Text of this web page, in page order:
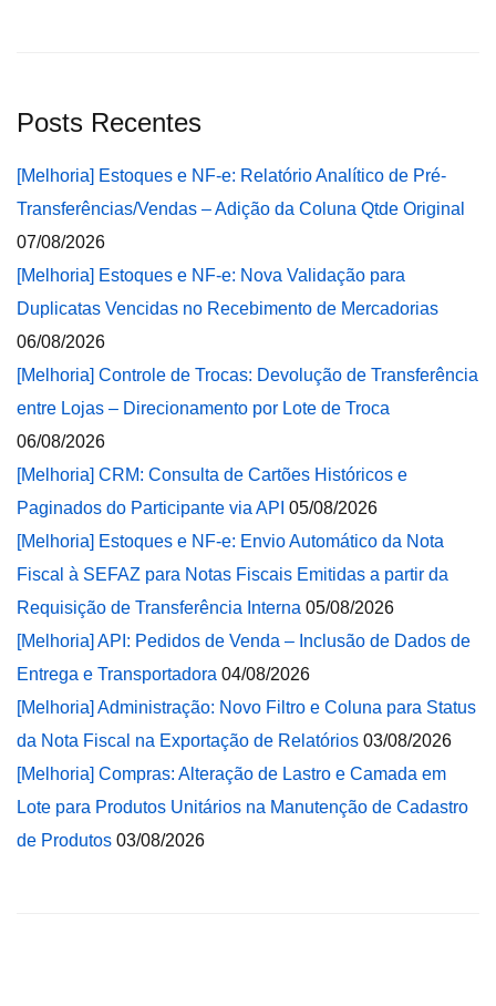
Posts Recentes
[Melhoria] Estoques e NF-e: Relatório Analítico de Pré-
Transferências/Vendas – Adição da Coluna Qtde Original
07/08/2026
[Melhoria] Estoques e NF-e: Nova Validação para
Duplicatas Vencidas no Recebimento de Mercadorias
06/08/2026
[Melhoria] Controle de Trocas: Devolução de Transferência
entre Lojas – Direcionamento por Lote de Troca
06/08/2026
[Melhoria] CRM: Consulta de Cartões Históricos e
Paginados do Participante via API 05/08/2026
[Melhoria] Estoques e NF-e: Envio Automático da Nota
Fiscal à SEFAZ para Notas Fiscais Emitidas a partir da
Requisição de Transferência Interna 05/08/2026
[Melhoria] API: Pedidos de Venda – Inclusão de Dados de
Entrega e Transportadora 04/08/2026
[Melhoria] Administração: Novo Filtro e Coluna para Status
da Nota Fiscal na Exportação de Relatórios 03/08/2026
[Melhoria] Compras: Alteração de Lastro e Camada em
Lote para Produtos Unitários na Manutenção de Cadastro
de Produtos 03/08/2026